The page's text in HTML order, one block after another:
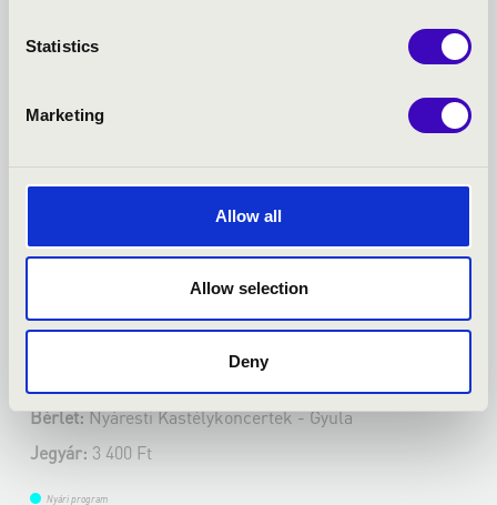
Statistics
Marketing
Allow all
Allow selection
Deny
2022.07.25. - hétfő 19:00
Gyula - Almásy-kastély
WUNDERLICH JÓZSEF ÉS KÉMÉNDI
TAMÁS KÖZÖS ESTJE
Bérlet:Nyáresti Kastélykoncertek - Gyula
Jegyár: 3 400 Ft
Nyári program